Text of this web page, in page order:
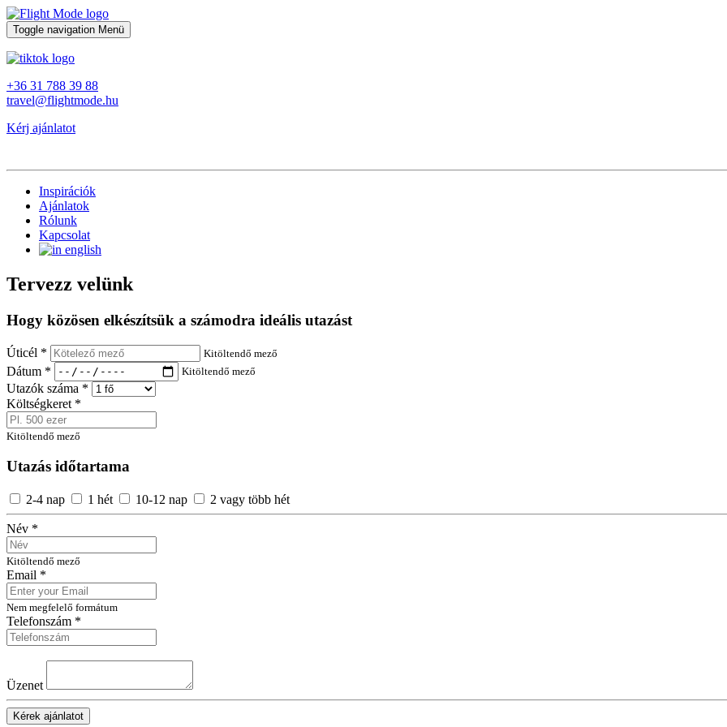
Toggle navigation Menü
+36 31 788 39 88
travel@flightmode.hu
Kérj ajánlatot
Inspirációk
Ajánlatok
Rólunk
Kapcsolat
Tervezz velünk
Hogy közösen elkészítsük a számodra ideális utazást
Úticél * Kitöltendő mező
Dátum * Kitöltendő mező
Utazók száma *
Költségkeret *
Kitöltendő mező
Utazás időtartama
2-4 nap 1 hét 10-12 nap 2 vagy több hét
Név *
Kitöltendő mező
Email *
Nem megfelelő formátum
Telefonszám *
Üzenet
Kérek ajánlatot